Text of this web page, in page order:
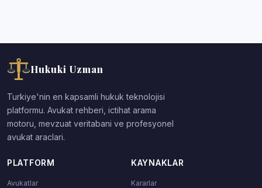
Hukuki Uzman
Turkiye'nin en kapsamli hukuk teknolojisi
platformu. Avukat rehberi, ictihat arama
motoru, mevzuat veritabani ve profesyonel
avukat araclari.
PLATFORM
Avukatlar
KAYNAKLAR
Kararlar